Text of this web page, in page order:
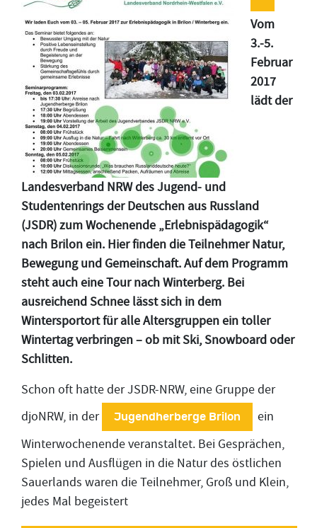
Vom
3.-5.
Februar
2017
lädt der
Landesverband NRW des Jugend- und
Studentenrings der Deutschen aus Russland
(JSDR) zum Wochenende „Erlebnispädagogik“
nach Brilon ein. Hier finden die Teilnehmer Natur,
Bewegung und Gemeinschaft. Auf dem Programm
steht auch eine Tour nach Winterberg. Bei
ausreichend Schnee lässt sich in dem
Wintersportort für alle Altersgruppen ein toller
Wintertag verbringen – ob mit Ski, Snowboard oder
Schlitten.
Schon oft hatte der JSDR-NRW, eine Gruppe der
djoNRW, in der
Jugendherberge Brilon
ein
Winterwochenende veranstaltet. Bei Gesprächen,
Spielen und Ausflügen in die Natur des östlichen
Sauerlands waren die Teilnehmer, Groß und Klein,
jedes Mal begeistert